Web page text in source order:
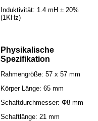
Induktivität: 1.4 mH ± 20%
(1KHz)
Physikalische
Spezifikation
Rahmengröße: 57 x 57 mm
Körper Länge: 65 mm
Schaftdurchmesser: Φ8 mm
Schaftlänge: 21 mm